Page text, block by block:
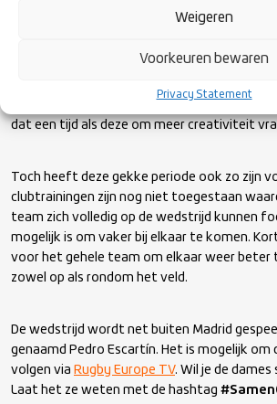
Weigeren
Voorkeuren bewaren
Privacy Statement
het team dat lange tijd stilzat, weer klaar te
dat een tijd als deze om meer creativiteit
Toch heeft deze gekke periode ook zo zijn
clubtrainingen zijn nog niet toegestaan
team zich volledig op de wedstrijd kunnen
mogelijk is om vaker bij elkaar te komen.
voor het gehele team om elkaar weer beter
zowel op als rondom het veld.
De wedstrijd wordt net buiten Madrid
genaamd Pedro Escartín. Het is mogelijk om
volgen via Rugby Europe TV. Wil je de dames
Laat het ze weten met de hashtag